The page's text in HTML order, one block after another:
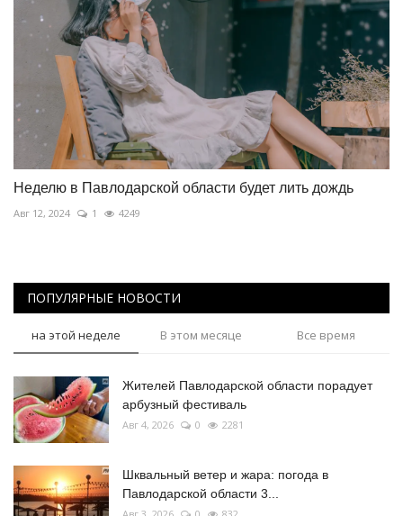
Неделю в Павлодарской области будет лить дождь
Авг 12, 2024 1 4249
ПОПУЛЯРНЫЕ НОВОСТИ
на этой неделе В этом месяце Все время
Жителей Павлодарской области порадует
арбузный фестиваль
Авг 4, 2026 0 2281
Шквальный ветер и жара: погода в
Павлодарской области 3...